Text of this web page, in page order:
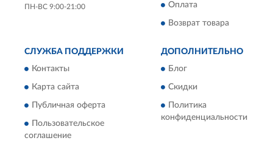
ПН-ВС 9:00-21:00 Оплата
Возврат товара
СЛУЖБА ПОДДЕРЖКИ
Контакты
Карта сайта
Публичная оферта
Пользовательское
соглашение
ДОПОЛНИТЕЛЬНО
Блог
Скидки
Политика
конфиденциальности